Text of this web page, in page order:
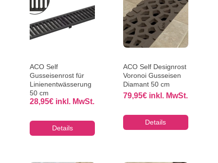
ACO Self
Gusseisenrost für
Linienentwässerung
50 cm
28,95€ inkl. MwSt.
Details
ACO Self Designrost
Voronoi Gusseisen
Diamant 50 cm
79,95€ inkl. MwSt.
Details